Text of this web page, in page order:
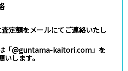
定額をメールにてご連絡いたし
「@guntama-kaitori.com」を
します。